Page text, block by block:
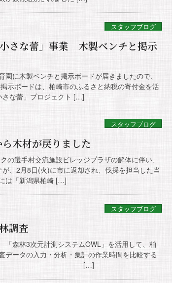
スタッフブログ
小さな蕾」事業 木製ベンチと掲示
に木製ベンチと掲示ボードが届きましたので、
ボードは、柏崎市のふるさと納税の寄付金を活
さな蕾」プロジェクト […]
スタッフブログ
木材が戻りました
の選手村交流施設ビレッジプラザの解体に伴い、
、2月8日(火)に市に返却され、伐採を担当した当
は「新潟県柏崎 […]
スタッフブログ
調査
森林3次元計測システムOWL」を活用して、柏
ータの入力・分析・集計の作業時間を比較する
です。 […]